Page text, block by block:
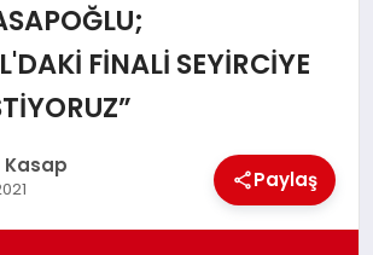
FİNALİ SEYİRCİYE
Paylaş